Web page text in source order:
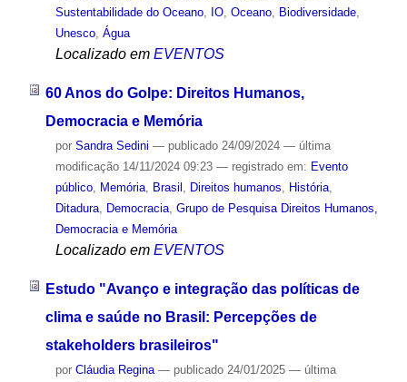
Sustentabilidade do Oceano, IO, Oceano, Biodiversidade,
Unesco, Água
Localizado em EVENTOS
60 Anos do Golpe: Direitos Humanos,
Democracia e Memória
por Sandra Sedini — publicado24/09/2024 — última
modificação14/11/2024 09:23 — registrado em: Evento
público, Memória, Brasil Direitos humanos História,
Ditadura, Democracia, Grupo de Pesquisa Direitos Humanos,
Democracia e Memória
Localizado em EVENTOS
Estudo "Avanço e integração das políticas de
clima e saúde no Brasil: Percepções de
stakeholders brasileiros"
por Cláudia Regina — publicado24/01/2025 — última